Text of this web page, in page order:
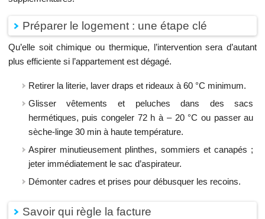
Préparer le logement : une étape clé
Qu’elle soit chimique ou thermique, l’intervention sera d’autant
plus efficiente si l’appartement est dégagé.
Retirer la literie, laver draps et rideaux à 60 °C minimum.
Glisser vêtements et peluches dans des sacs
hermétiques, puis congeler 72 h à – 20 °C ou passer au
sèche‑linge 30 min à haute température.
Aspirer minutieusement plinthes, sommiers et canapés ;
jeter immédiatement le sac d’aspirateur.
Démonter cadres et prises pour débusquer les recoins.
Savoir qui règle la facture